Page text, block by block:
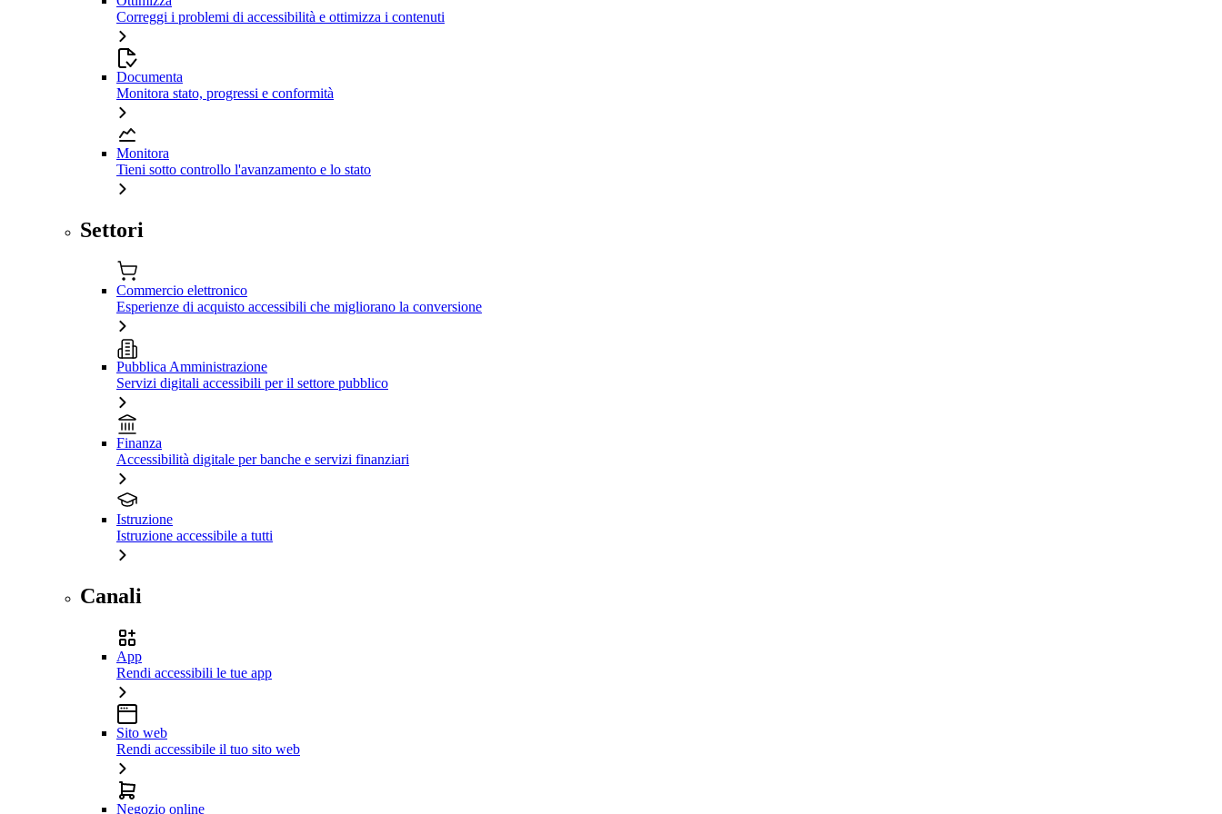
Correggi i problemi di accessibilità e ottimizza i contenuti
Documenta
Monitora stato, progressi e conformità
Monitora
Tieni sotto controllo l'avanzamento e lo stato
Settori
Commercio elettronico
Esperienze di acquisto accessibili che migliorano la conversione
Pubblica Amministrazione
Servizi digitali accessibili per il settore pubblico
Finanza
Accessibilità digitale per banche e servizi finanziari
Istruzione
Istruzione accessibile a tutti
Canali
App
Rendi accessibili le tue app
Sito web
Rendi accessibile il tuo sito web
Negozio online